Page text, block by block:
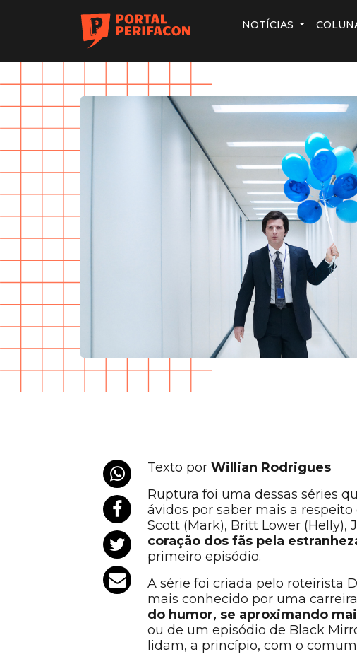
NOTÍCIAS
Texto por Willian Rodrigues
Ruptura foi uma dessas séries
ávidos por saber mais a
Scott (Mark), Britt Lower (Helly),
coração dos fãs pela
primeiro episódio.
A série foi criada pelo roteirista
mais conhecido por uma
do humor, se aproximando
ou de um episódio de Black
lidam, a princípio, com o